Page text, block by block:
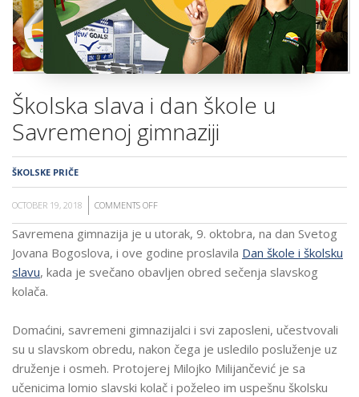
Školska slava i dan škole u
Savremenoj gimnaziji
ŠKOLSKE PRIČE
OCTOBER 19, 2018 COMMENTS OFF
ŠKOLSKA
DAN
SAVREMENOJ
GIMNAZIJI
Savremena gimnazija je u utorak, 9. oktobra, na dan Svetog
Jovana Bogoslova, i ove godine proslavila Dan škole i školsku
slavu, kada je svečano obavljen obred sečenja slavskog
kolača.
Domaćini, savremeni gimnazijalci i svi zaposleni, učestvovali
su u slavskom obredu, nakon čega je usledilo posluženje uz
druženje i osmeh. Protojerej Milojko Milijančević je sa
učenicima lomio slavski kolač i poželeo im uspešnu školsku